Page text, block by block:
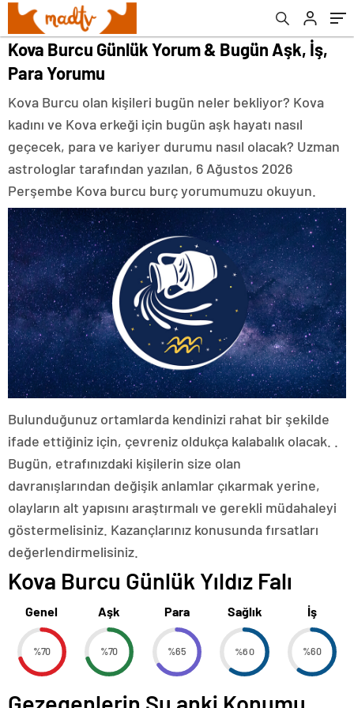
Kova Burcu Günlük Yorum & Bugün Aşk, İş,
Para Yorumu
Kova Burcu olan kişileri bugün neler bekliyor? Kova
kadını ve Kova erkeği için bugün aşk hayatı nasıl
geçecek, para ve kariyer durumu nasıl olacak? Uzman
astrologlar tarafından yazılan, 6 Ağustos 2026
Perşembe Kova burcu burç yorumumuzu okuyun.
Bulunduğunuz ortamlarda kendinizi rahat bir şekilde
ifade ettiğiniz için, çevreniz oldukça kalabalık olacak. .
Bugün, etrafınızdaki kişilerin size olan
davranışlarından değişik anlamlar çıkarmak yerine,
olayların alt yapısını araştırmalı ve gerekli müdahaleyi
göstermelisiniz. Kazançlarınız konusunda fırsatları
değerlendirmelisiniz.
Kova Burcu Günlük Yıldız Falı
Genel
%70
Aşk
%70
Para
%65
Sağlık
%60
İş
%60